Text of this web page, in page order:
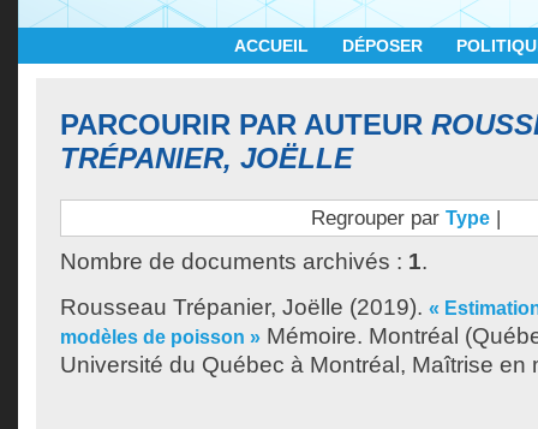
ACCUEIL DÉPOSER
PARCOURIR PAR AUTEUR
TRÉPANIER, JOËLLE
Regrouper par Type |
Nombre de documents archivés : 1.
Rousseau Trépanier, Joëlle (2019). «
modèles de poisson » Mémoire. Montréal
Université du Québec à Montréal, Maîtrise en